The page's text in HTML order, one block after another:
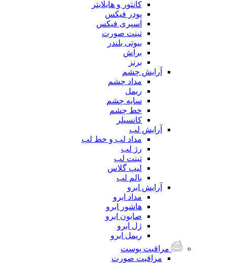
کانتور و هایلایتر
پودر فیکس
اسپری فیکس
تینت صورت
بیوتی بلندر
براش
برنز
آرایش چشم
مداد چشم
ریمل
سایه چشم
خط چشم
کانسیلر
آرایش لب
مداد لب و خط لب
رژ لب
تینت لب
لیپ گلاس
بالم لب
آرایش ابرو
مداد ابرو
هاشور ابرو
صابون ابرو
ژل ابرو
ریمل ابرو
مراقبت پوست
مراقبت صورت